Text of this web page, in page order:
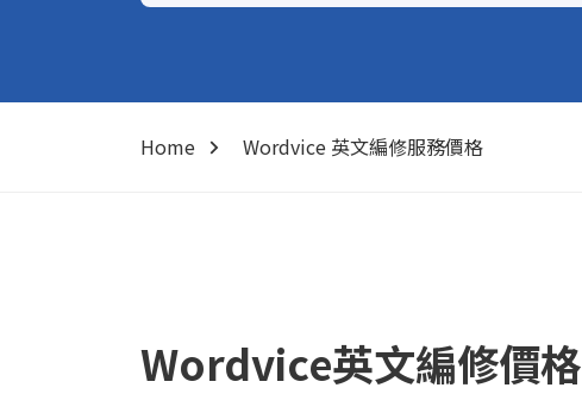
Home Wordvice 英文編修服務價格
Wordvice英文編修價格